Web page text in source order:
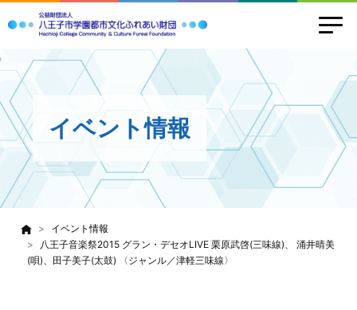
イベント情報
イベント情報
八王子音楽祭2015 グラン・デセオLIVE 栗原武啓(三味線)、 涌井晴美
(唄)、田子美子(太鼓) 〈ジャンル／津軽三味線〉